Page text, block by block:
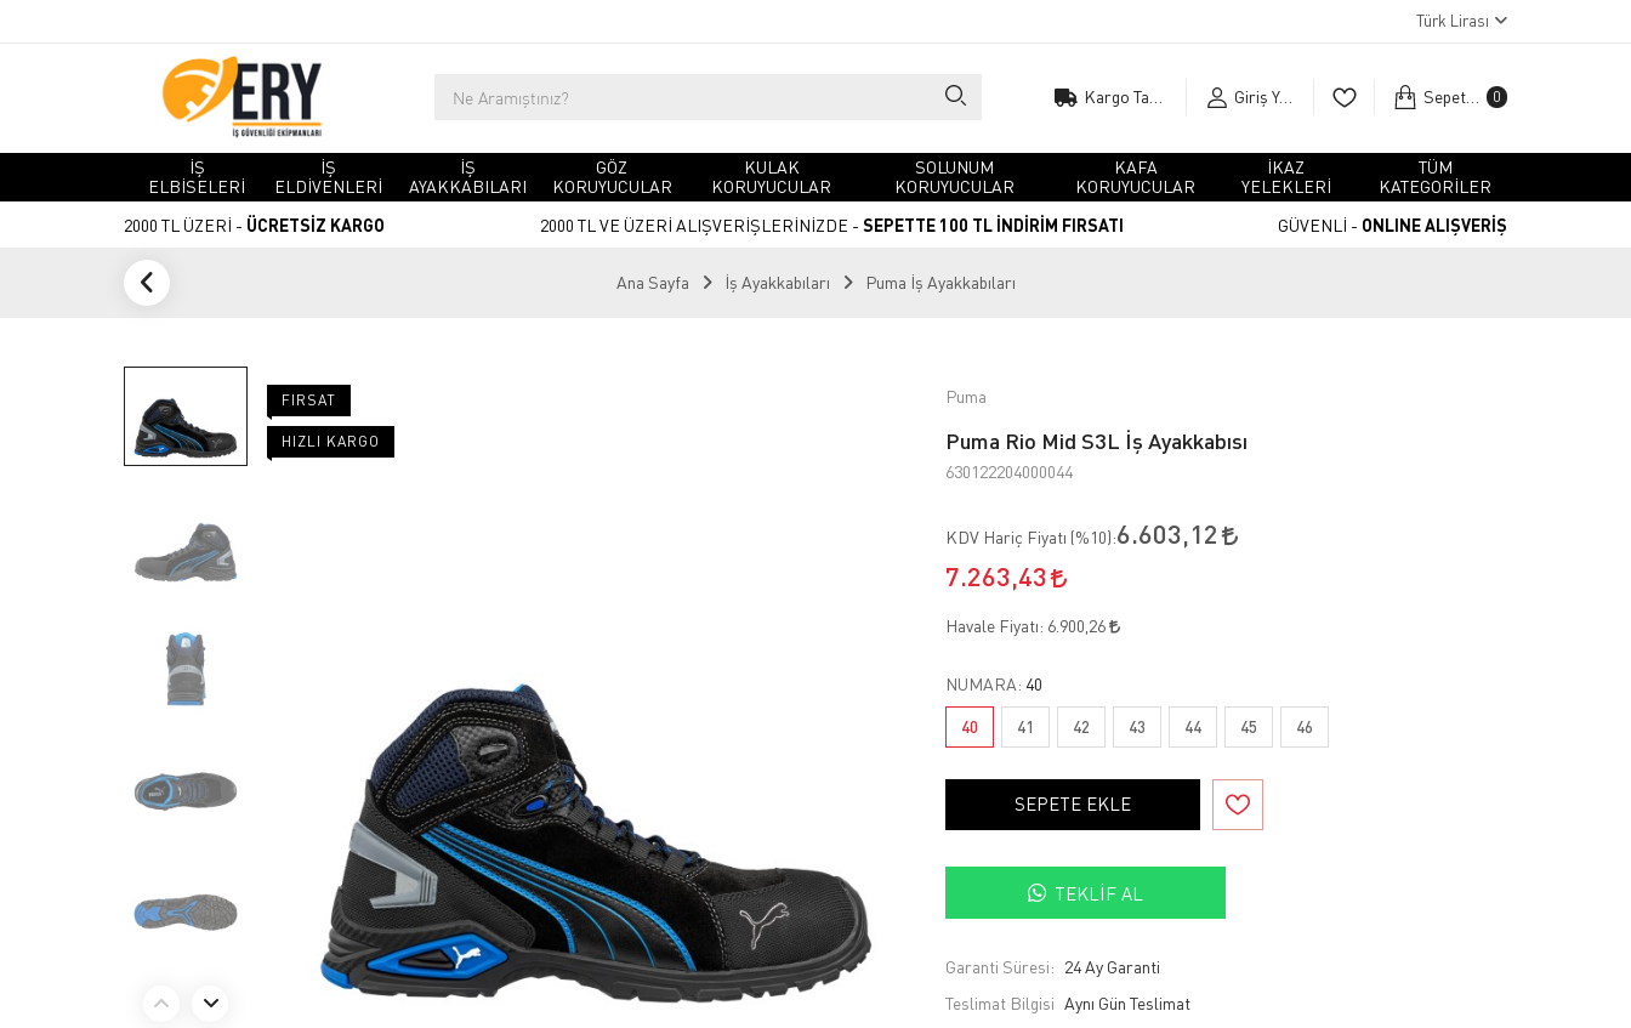
Türk Lirası
Giriş Yap Sepetim 0
İŞ
ELBİSELERİ
İŞ
ELDİVENLERİ
İŞ
AYAKKABILARI
GÖZ
KORUYUCULAR
KULAK
KORUYUCULAR
SOLUNUM
KORUYUCULAR
KAFA
KORUYUCULAR
İKAZ
YELEKLERİ
TÜM
KATEGORİLER
2000 TL ÜZERİ - ÜCRETSİZ KARGO 2000 TL VE ÜZERİ ALIŞVERİŞLERİNİZDE - SEPETTE 100 TL İNDİRİM FIRSATI GÜVENLİ - ONLINE ALIŞVERİŞ
Ana Sayfa İş Ayakkabıları Puma İş Ayakkabıları
FIRSAT
HIZLI KARGO
Puma
Puma Rio Mid S3L İş Ayakkabısı
630122204000044
KDV Hariç Fiyatı (%10):6.603,12
7.263,43
Havale Fiyatı: 6.900,26
NUMARA: 40
40 41 42 43 44 45 46
SEPETE EKLE
TEKLIF AL
Garanti Süresi: 24 Ay Garanti
Teslimat Bilgisi Aynı Gün Teslimat